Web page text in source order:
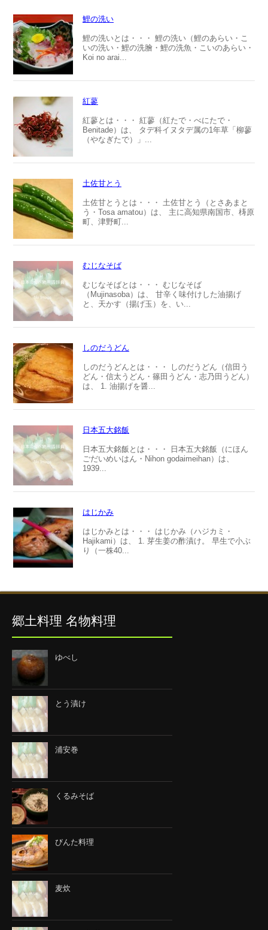
鯉の洗い
鯉の洗いとは・・・ 鯉の洗い（鯉のあらい・こ
いの洗い・鯉の洗膾・鯉の洗魚・こいのあらい・
Koi no arai...
紅蓼
紅蓼とは・・・ 紅蓼（紅たで・べにたで・
Benitade）は、 タデ科イヌタデ属の1年草「柳蓼
（やなぎたで）」...
土佐甘とう
土佐甘とうとは・・・ 土佐甘とう（とさあまと
う・Tosa amatou）は、 主に高知県南国市、梼原
町、津野町...
むじなそば
むじなそばとは・・・ むじなそば
（Mujinasoba）は、 甘辛く味付けした油揚げ
と、天かす（揚げ玉）を、い...
しのだうどん
しのだうどんとは・・・ しのだうどん（信田う
どん・信太うどん・篠田うどん・志乃田うどん）
は、 1. 油揚げを醤...
日本五大銘飯
日本五大銘飯とは・・・ 日本五大銘飯（にほん
ごだいめいはん・Nihon godaimeihan）は、
1939...
はじかみ
はじかみとは・・・ はじかみ（ハジカミ・
Hajikami）は、 1. 芽生姜の酢漬け。 早生で小ぶ
り（一株40...
郷土料理 名物料理
ゆべし
とう漬け
浦安巻
くるみそば
びんた料理
麦炊